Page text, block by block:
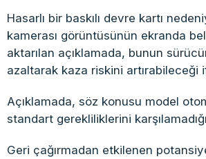
Hasarlı bir baskılı devre kartı
kamerası görüntüsünün ekranda
aktarılan açıklamada, bunun
azaltarak kaza riskini artırabileceği
Açıklamada, söz konusu model
standart gerekliliklerini
Geri çağırmadan etkilenen